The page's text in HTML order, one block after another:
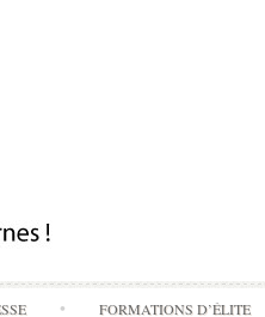
FORMATIONS D’ÉLITE